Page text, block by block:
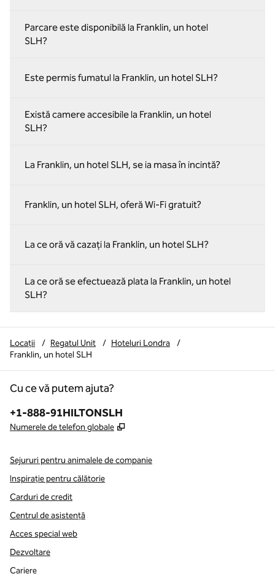
Parcare este disponibilă la Franklin, un hotel
SLH?
Este permis fumatul la Franklin, un hotel SLH?
Există camere accesibile la Franklin, un hotel
SLH?
La Franklin, un hotel SLH, se ia masa în incintă?
Franklin, un hotel SLH, oferă Wi-Fi gratuit?
La ce oră vă cazați la Franklin, un hotel SLH?
La ce oră se efectuează plata la Franklin, un hotel
SLH?
Locații / Regatul Unit / Hoteluri Londra
/
Franklin, un hotel SLH
Cu ce vă putem ajuta?
Telefon:
+1-888-91HILTONSLH
Numerele de telefon globale ,
Sejururi pentru animalele de companie
Inspirație pentru călătorie
Carduri de credit
Centrul de asistență
Acces special web
Dezvoltare
Cariere